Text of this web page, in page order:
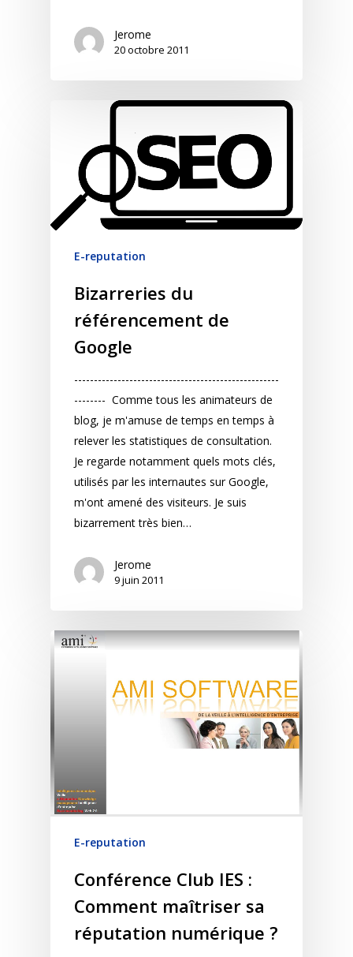
Jerome
20 octobre 2011
E-reputation
Bizarreries du
référencement de
Google
----------------------------------------------------
-------- Comme tous les animateurs de
blog, je m'amuse de temps en temps à
relever les statistiques de consultation.
Je regarde notamment quels mots clés,
utilisés par les internautes sur Google,
m'ont amené des visiteurs. Je suis
bizarrement très bien…
Jerome
9 juin 2011
E-reputation
Conférence Club IES :
Comment maîtriser sa
réputation numérique ?